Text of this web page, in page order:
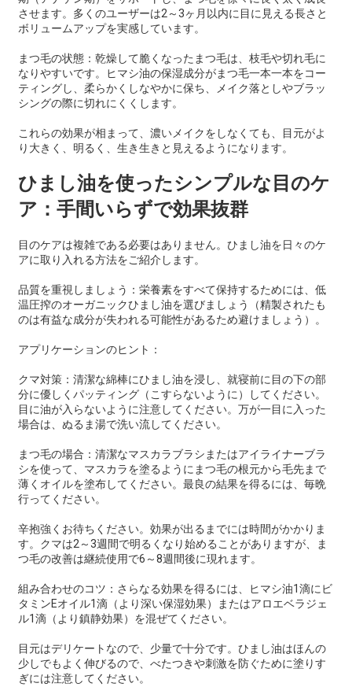
させます。多くのユーザーは2～3ヶ月以内に目に見える長さと
ボリュームアップを実感しています。
まつ毛の状態：乾燥して脆くなったまつ毛は、枝毛や切れ毛に
なりやすいです。ヒマシ油の保湿成分がまつ毛一本一本をコー
ティングし、柔らかくしなやかに保ち、メイク落としやブラッ
シングの際に切れにくくします。
これらの効果が相まって、濃いメイクをしなくても、目元がよ
り大きく、明るく、生き生きと見えるようになります。
ひまし油を使ったシンプルな目のケ
ア：手間いらずで効果抜群
目のケアは複雑である必要はありません。ひまし油を日々のケ
アに取り入れる方法をご紹介します。
品質を重視しましょう：栄養素をすべて保持するためには、低
温圧搾のオーガニックひまし油を選びましょう（精製されたも
のは有益な成分が失われる可能性があるため避けましょう）。
アプリケーションのヒント：
クマ対策：清潔な綿棒にひまし油を浸し、就寝前に目の下の部
分に優しくパッティング（こすらないように）してください。
目に油が入らないように注意してください。万が一目に入った
場合は、ぬるま湯で洗い流してください。
まつ毛の場合：清潔なマスカラブラシまたはアイライナーブラ
シを使って、マスカラを塗るようにまつ毛の根元から毛先まで
薄くオイルを塗布してください。最良の結果を得るには、毎晩
行ってください。
辛抱強くお待ちください。効果が出るまでには時間がかかりま
す。クマは2～3週間で明るくなり始めることがありますが、ま
つ毛の改善は継続使用で6～8週間後に現れます。
組み合わせのコツ：さらなる効果を得るには、ヒマシ油1滴にビ
タミンEオイル1滴（より深い保湿効果）またはアロエベラジェ
ル1滴（より鎮静効果）を混ぜてください。
目元はデリケートなので、少量で十分です。ひまし油はほんの
少しでもよく伸びるので、べたつきや刺激を防ぐために塗りす
ぎには注意してください。